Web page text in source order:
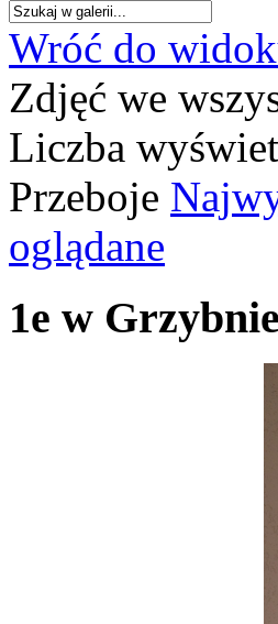
Wróć do
Zdjęć we
Liczba
Przeboje
oglądane
1e w